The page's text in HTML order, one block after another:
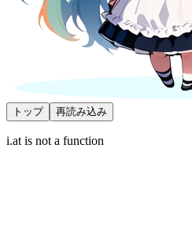
トップ 再読み込み
i.at is not a function